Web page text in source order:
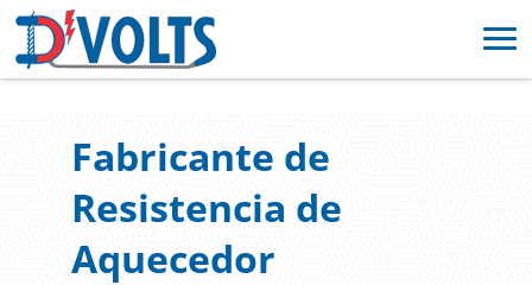
Fabricante de
Resistencia de
Aquecedor